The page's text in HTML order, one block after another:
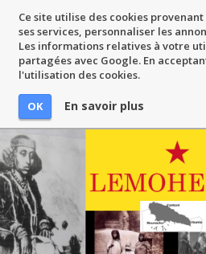
Ce site utilise des cookies
ses services, personnaliser les
Les informations relatives à votre
partagées avec Google. En
l'utilisation des cookies.
OK En savoir plus